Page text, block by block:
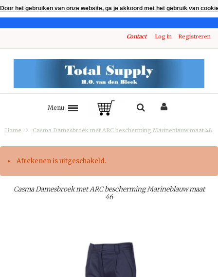
Contact Log in Registreren
Menu
Home Casma Damesbroek met ARC bescherming Marineblauw maat 46
Afrekenen is uitgeschakeld.
Casma Damesbroek met ARC bescherming Marineblauw maat
46
Door het gebruiken van onze website, ga je akkoord met het gebruik van